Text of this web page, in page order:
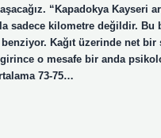
“Kapadokya Kayseri
kilometre değildir. Bu
Kağıt üzerinde net bir
o mesafe bir anda
73-75…